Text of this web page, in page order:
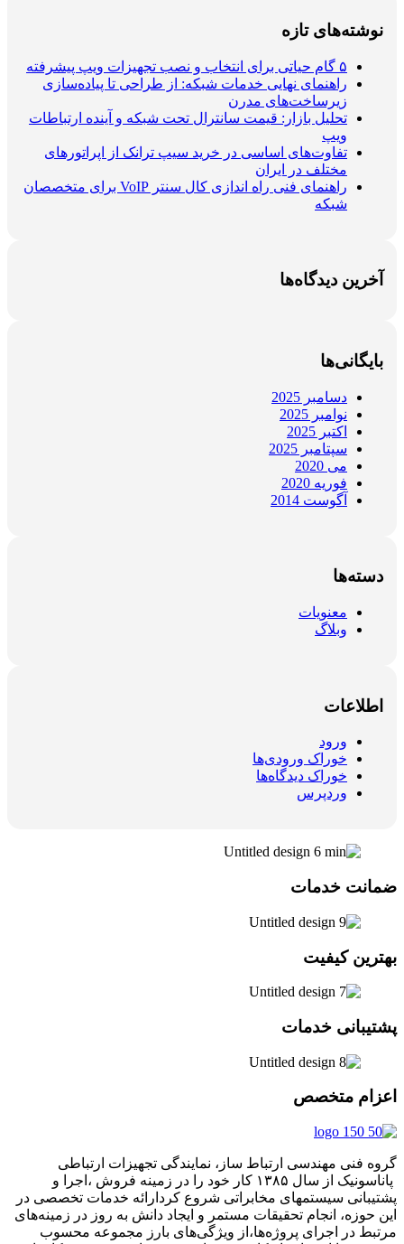
نوشته‌های تازه
۵ گام حیاتی برای انتخاب و نصب تجهیزات ویپ پیشرفته
راهنمای نهایی خدمات شبکه: از طراحی تا پیاده‌سازی
زیرساخت‌های مدرن
تحلیل بازار: قیمت سانترال تحت شبکه و آینده ارتباطات
ویپ
تفاوت‌های اساسی در خرید سیپ ترانک از اپراتورهای
مختلف در ایران
راهنمای فنی راه اندازی کال سنتر VoIP برای متخصصان
شبکه
آخرین دیدگاه‌ها
بایگانی‌ها
دسامبر 2025
نوامبر 2025
اکتبر 2025
سپتامبر 2025
می 2020
فوریه 2020
آگوست 2014
دسته‌ها
معنویات
وبلاگ
اطلاعات
ورود
خوراک ورودی‌ها
خوراک دیدگاه‌ها
وردپرس
ضمانت خدمات
بهترین کیفیت
پشتیبانی خدمات
اعزام متخصص
گروه فنی مهندسی ارتباط ساز، نمایندگی تجهیزات ارتباطی
پاناسونیک از سال ۱۳۸۵ کار خود را در زمینه فروش ،اجرا و
پشتیبانی سیستمهای مخابراتی شروع کردارائه خدمات تخصصی در
این حوزه، انجام تحقیقات مستمر و ایجاد دانش به‌ روز در زمینه‌های
مرتبط در اجرای پروژه‌ها،از ویژگی‌های بارز مجموعه محسوب